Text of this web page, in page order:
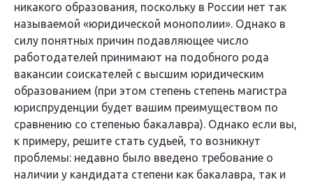
никакого образования, поскольку в России нет так
называемой «юридической монополии». Однако в
силу понятных причин подавляющее число
работодателей принимают на подобного рода
вакансии соискателей с высшим юридическим
образованием (при этом степень степень магистра
юриспруденции будет вашим преимуществом по
сравнению со степенью бакалавра). Однако если вы,
к примеру, решите стать судьей, то возникнут
проблемы: недавно было введено требование о
наличии у кандидата степени как бакалавра, так и